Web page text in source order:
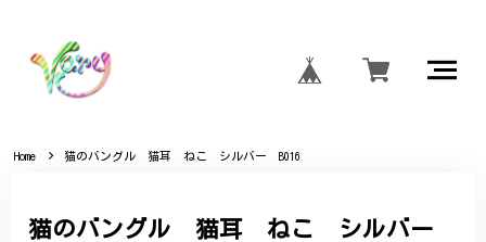
Home 猫のバングル 猫耳 ねこ シルバー B016
猫のバングル 猫耳 ねこ シルバー